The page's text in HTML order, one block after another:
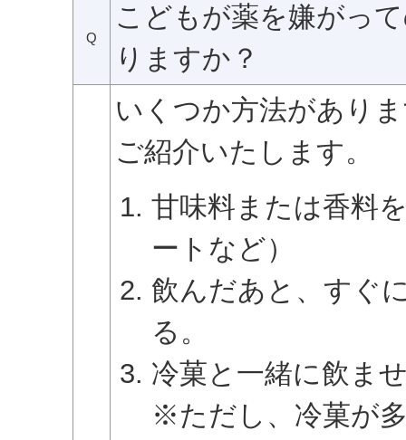
Q
こどもが薬を嫌がっ
りますか？
いくつか方法があり
ご紹介いたします。
甘味料または香料
ートなど）
飲んだあと、すぐ
る。
冷菓と一緒に飲ま
※ただし、冷菓が